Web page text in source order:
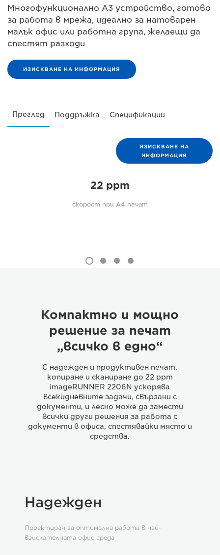
Многофункционално A3 устройство, готово
за работа в мрежа, идеално за натоварен
малък офис или работна група, желаещи да
спестят разходи
ИЗИСКВАНЕ НА ИНФОРМАЦИЯ
Преглед Поддръжка Спецификации
ИЗИСКВАНЕ НА
ИНФОРМАЦИЯ
22 ppm
скорост при A4 печат
Компактно и мощно
решение за печат
„всичко в едно“
С надежден и продуктивен печат,
копиране и сканиране до 22 ppm
imageRUNNER 2206N ускорява
всекидневните задачи, свързани с
документи, и лесно може да замести
всички други решения за работа с
документи в офиса, спестявайки място и
средства.
Надежден
Проектиран за оптимална работа в най-
взискателната офис среда